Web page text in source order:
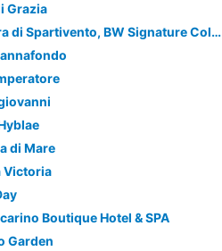
Grazia
La Dimora di Spartivento, BW Signature Collection
di Mare
Victoria
Boutique Hotel & SPA
Garden